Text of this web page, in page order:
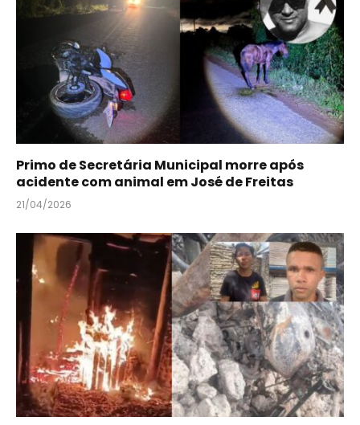
Primo de Secretária Municipal morre após
acidente com animal em José de Freitas
21/04/2026